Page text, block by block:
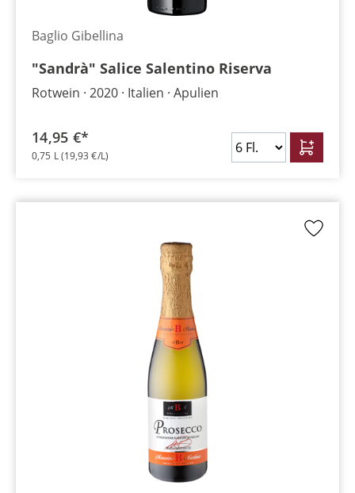
Baglio Gibellina
"Sandrà" Salice Salentino Riserva
Rotwein 2020 Italien Apulien
14,95 €*
0,75 L(19,93 €/L)